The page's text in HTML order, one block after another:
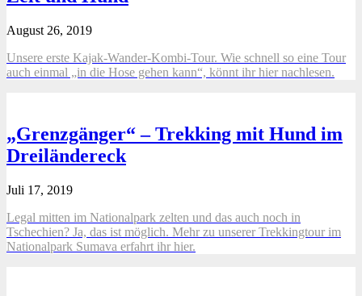
August 26, 2019
Unsere erste Kajak-Wander-Kombi-Tour. Wie schnell so eine Tour
auch einmal „in die Hose gehen kann“, könnt ihr hier nachlesen.
„Grenzgänger“ – Trekking mit Hund im
Dreiländereck
Juli 17, 2019
Legal mitten im Nationalpark zelten und das auch noch in
Tschechien? Ja, das ist möglich. Mehr zu unserer Trekkingtour im
Nationalpark Sumava erfahrt ihr hier.